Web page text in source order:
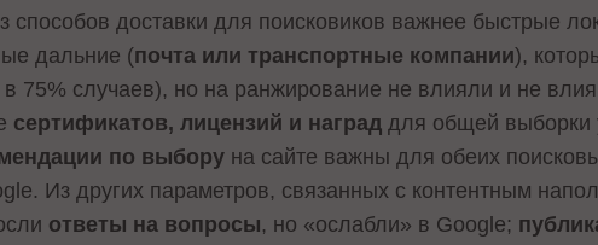
способов доставки для поисковиков важнее быстрые
дальние (почта или транспортные компании),
75% случаев), но на ранжирование не влияли и не
сертификатов, лицензий и наград для общей выборки
по выбору на сайте важны для обеих
Из других параметров, связанных с контентным
ответы на вопросы, но «ослабли» в Google;